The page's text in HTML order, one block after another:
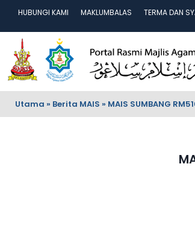
HUBUNGI KAMI MAKLUMBALAS TERMA DAN
Utama » Berita MAIS » MAIS SUMBANG